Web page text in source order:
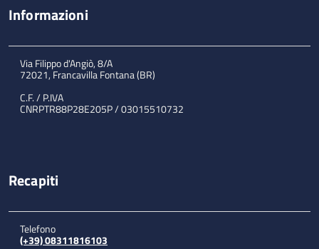
Informazioni
Via Filippo d'Angiò, 8/A
72021, Francavilla Fontana (BR)
C.F. / P.IVA
CNRPTR88P28E205P / 03015510732
Recapiti
Telefono
(+39) 08311816103